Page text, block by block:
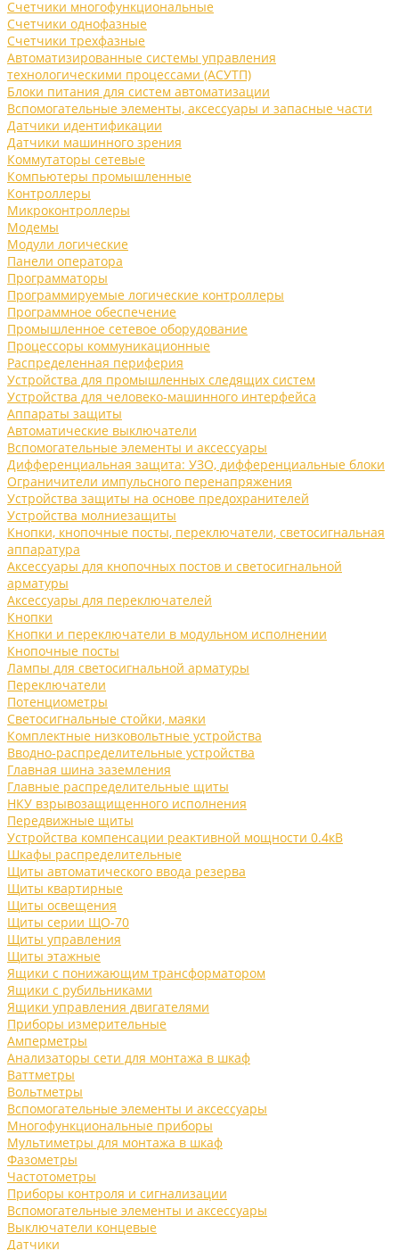
Счетчики многофункциональные
Счетчики однофазные
Счетчики трехфазные
Автоматизированные системы управления
технологическими процессами (АСУТП)
Блоки питания для систем автоматизации
Вспомогательные элементы, аксессуары и запасные части
Датчики идентификации
Датчики машинного зрения
Коммутаторы сетевые
Компьютеры промышленные
Контроллеры
Микроконтроллеры
Модемы
Модули логические
Панели оператора
Программаторы
Программируемые логические контроллеры
Программное обеспечение
Промышленное сетевое оборудование
Процессоры коммуникационные
Распределенная периферия
Устройства для промышленных следящих систем
Устройства для человеко-машинного интерфейса
Аппараты защиты
Автоматические выключатели
Вспомогательные элементы и аксессуары
Дифференциальная защита: УЗО, дифференциальные блоки
Ограничители импульсного перенапряжения
Устройства защиты на основе предохранителей
Устройства молниезащиты
Кнопки, кнопочные посты, переключатели, светосигнальная
аппаратура
Аксессуары для кнопочных постов и светосигнальной
арматуры
Аксессуары для переключателей
Кнопки
Кнопки и переключатели в модульном исполнении
Кнопочные посты
Лампы для светосигнальной арматуры
Переключатели
Потенциометры
Светосигнальные стойки, маяки
Комплектные низковольтные устройства
Вводно-распределительные устройства
Главная шина заземления
Главные распределительные щиты
НКУ взрывозащищенного исполнения
Передвижные щиты
Устройства компенсации реактивной мощности 0.4кВ
Шкафы распределительные
Щиты автоматического ввода резерва
Щиты квартирные
Щиты освещения
Щиты серии ЩО-70
Щиты управления
Щиты этажные
Ящики с понижающим трансформатором
Ящики с рубильниками
Ящики управления двигателями
Приборы измерительные
Амперметры
Анализаторы сети для монтажа в шкаф
Ваттметры
Вольтметры
Вспомогательные элементы и аксессуары
Многофункциональные приборы
Мультиметры для монтажа в шкаф
Фазометры
Частотометры
Приборы контроля и сигнализации
Вспомогательные элементы и аксессуары
Выключатели концевые
Датчики